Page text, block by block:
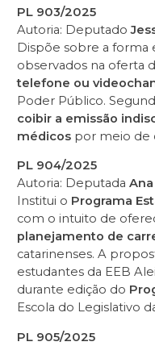
PL 903/2025
Autoria: Deputado
Dispõe sobre a forma
observados na oferta
telefone ou
Poder Público.
coibir a emissão
médicos por meio de
PL 904/2025
Autoria: Deputada
Institui o Programa
com o intuito de
planejamento de
catarinenses. A
estudantes da EEB
durante edição do
Escola do Legislativo
PL 905/2025